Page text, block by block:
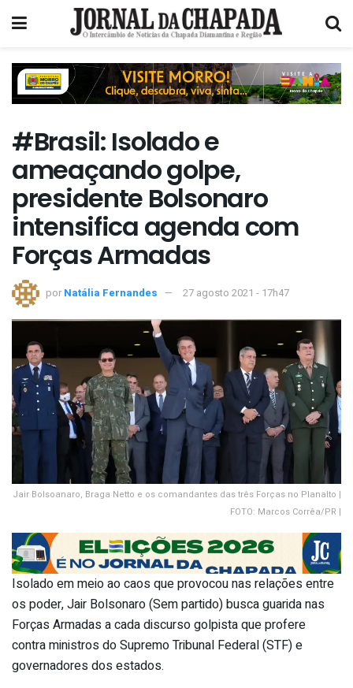
#Brasil: Isolado e
ameaçando golpe,
presidente Bolsonaro
intensifica agenda com
Forças Armadas
por Natália Fernandes 27 agosto 2021 - 17h47
Jair Bolsoanaro, Braga Netto e os comandantes das três Forças no Planalto |
FOTO: Marcos Corrêa/PR |
Isolado em meio ao caos que provocou nas relações entre
os poder, Jair Bolsonaro (Sem partido) busca guarida nas
Forças Armadas a cada discurso golpista que profere
contra ministros do Supremo Tribunal Federal (STF) e
governadores dos estados.